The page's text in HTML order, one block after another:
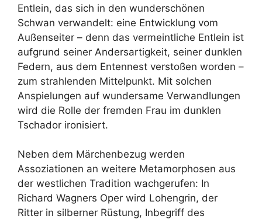
Entlein, das sich in den wunderschönen
Schwan verwandelt: eine Entwicklung vom
Außenseiter – denn das vermeintliche Entlein ist
aufgrund seiner Andersartigkeit, seiner dunklen
Federn, aus dem Entennest verstoßen worden –
zum strahlenden Mittelpunkt. Mit solchen
Anspielungen auf wundersame Verwandlungen
wird die Rolle der fremden Frau im dunklen
Tschador ironisiert.
Neben dem Märchenbezug werden
Assoziationen an weitere Metamorphosen aus
der westlichen Tradition wachgerufen: In
Richard Wagners Oper wird Lohengrin, der
Ritter in silberner Rüstung, Inbegriff des